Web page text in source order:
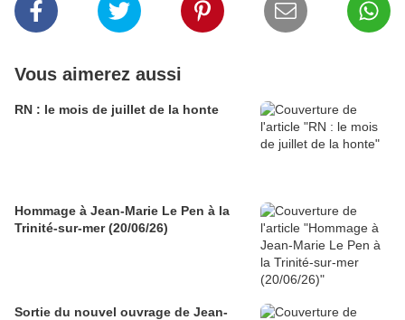
Vous aimerez aussi
RN : le mois de juillet de la honte
Hommage à Jean-Marie Le Pen à la
Trinité-sur-mer (20/06/26)
Sortie du nouvel ouvrage de Jean-